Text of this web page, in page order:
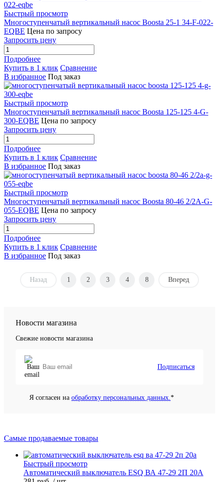
Быстрый просмотр
Многоступенчатый вертикальный насос Boosta 25-1 34-F-022-
EQBE Цена по запросу
Запросить цену
Подробнее
Купить в 1 клик Сравнение
В избранное Под заказ
Быстрый просмотр
Многоступенчатый вертикальный насос Boosta 125-125 4-G-
300-EQBE Цена по запросу
Запросить цену
Подробнее
Купить в 1 клик Сравнение
В избранное Под заказ
Быстрый просмотр
Многоступенчатый вертикальный насос Boosta 80-46 2/2A-G-
055-EQBE Цена по запросу
Запросить цену
Подробнее
Купить в 1 клик Сравнение
В избранное Под заказ
Назад 1 2 3 4 8 Вперед
Новости магазина
Свежие новости магазина
Подписаться
Я согласен на обработку персональных данных.*
Самые продаваемые товары
Быстрый просмотр
Автоматический выключатель ESQ ВА 47-29 2П 20А